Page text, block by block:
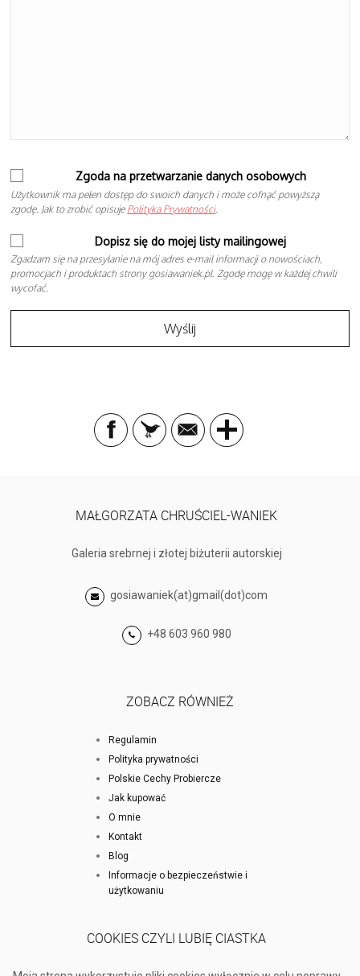
Zgoda na przetwarzanie danych osobowych
Użytkownik ma pełen dostęp do swoich danych i może cofnąć powyższą
zgodę. Jak to zrobić opisuje Polityka Prywatności.
Dopisz się do mojej listy mailingowej
Zgadzam się na przesyłanie na mój adres e-mail informacji o nowościach,
promocjach i produktach strony gosiawaniek.pl. Zgodę mogę w każdej chwili
wycofać.
MAŁGORZATA CHRUŚCIEL-WANIEK
Galeria srebrnej i złotej biżuterii autorskiej
gosiawaniek(at)gmail(dot)com
+48 603 960 980
ZOBACZ RÓWNIEŻ
Regulamin
Polityka prywatności
Polskie Cechy Probiercze
Jak kupować
O mnie
Kontakt
Blog
Informacje o bezpieczeństwie i
użytkowaniu
COOKIES CZYLI LUBIĘ CIASTKA